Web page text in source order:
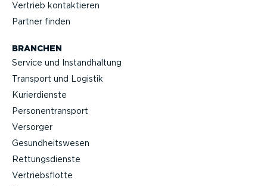
Vertrieb kontak­tieren
Partner finden
BRANCHEN
Service und Instand­haltung
Transport und Logistik
Kurier­dienste
Perso­nen­transport
Versorger
Gesund­heits­wesen
Rettungs­dienste
Vertriebs­flotte